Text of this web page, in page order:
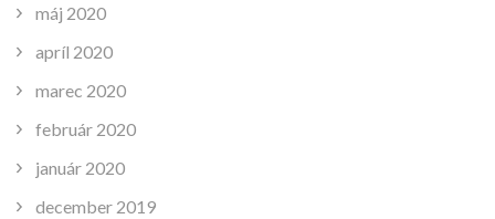
máj 2020
apríl 2020
marec 2020
február 2020
január 2020
december 2019